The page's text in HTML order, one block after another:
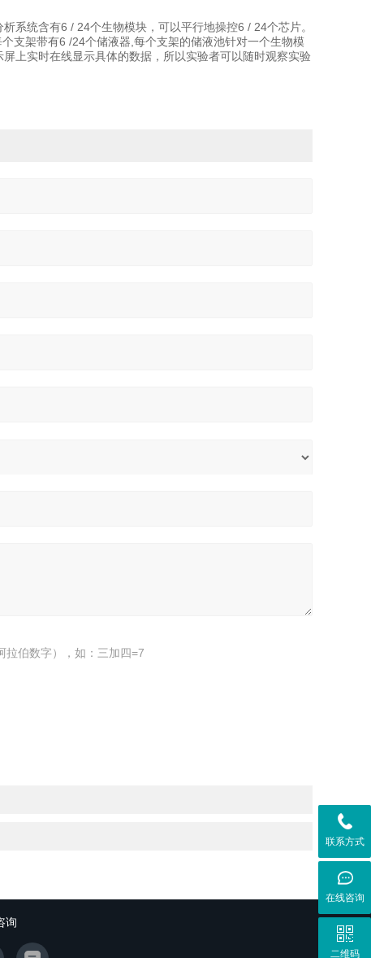
系统含有6 / 24个生物模块，可以平行地操控6 / 24个芯片。
支架带有6 /24个储液器,每个支架的储液池针对一个生物模
上实时在线显示具体的数据，所以实验者可以随时观察实验
拉伯数字），如：三加四=7
询
联系方式
在线咨询
二维码